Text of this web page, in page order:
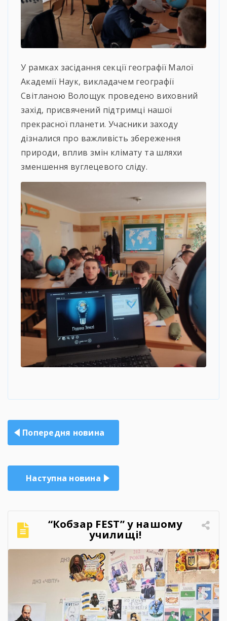
У рамках засідання секції географії Малої
Академії Наук, викладачем географії
Світланою Волощук проведено виховний
захід, присвячений підтримці нашої
прекрасної планети. Учасники заходу
дізналися про важливість збереження
природи, вплив змін клімату та шляхи
зменшення вуглецевого сліду.
Навігація
записів
Попередня новина
Наступна новина
“Кобзар FEST” у нашому
училищі!